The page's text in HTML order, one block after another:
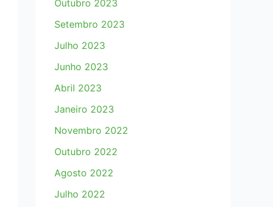
Outubro 2023
Setembro 2023
Julho 2023
Junho 2023
Abril 2023
Janeiro 2023
Novembro 2022
Outubro 2022
Agosto 2022
Julho 2022